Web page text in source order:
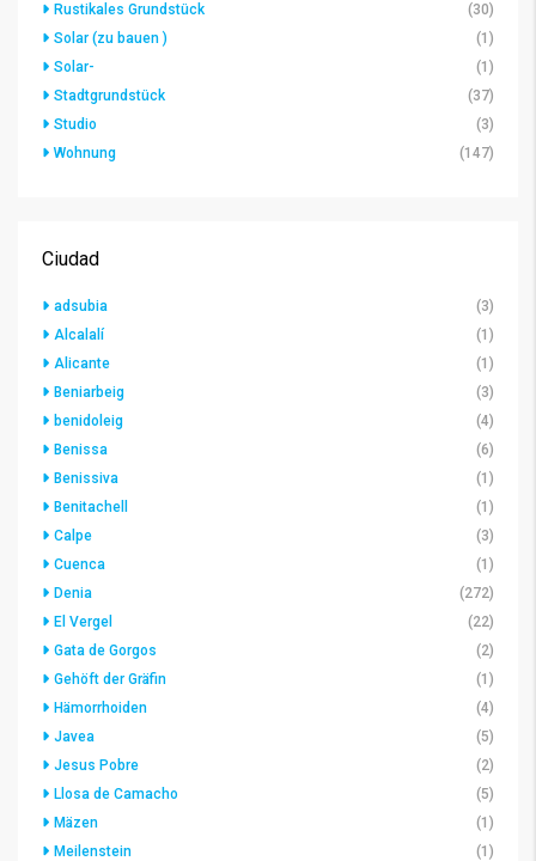
Rustikales Grundstück
(30)
Solar (zu bauen )
(1)
Solar-
(1)
Stadtgrundstück
(37)
Studio
(3)
Wohnung
(147)
Ciudad
adsubia
(3)
Alcalalí
(1)
Alicante
(1)
Beniarbeig
(3)
benidoleig
(4)
Benissa
(6)
Benissiva
(1)
Benitachell
(1)
Calpe
(3)
Cuenca
(1)
Denia
(272)
El Vergel
(22)
Gata de Gorgos
(2)
Gehöft der Gräfin
(1)
Hämorrhoiden
(4)
Javea
(5)
Jesus Pobre
(2)
Llosa de Camacho
(5)
Mäzen
(1)
Meilenstein
(1)